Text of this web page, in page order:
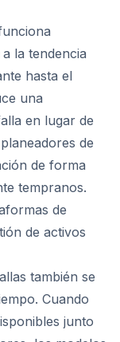
la tendencia
hasta el
una
en lugar de
de
de forma
tempranos.
de
de activos
también se
Cuando
junto